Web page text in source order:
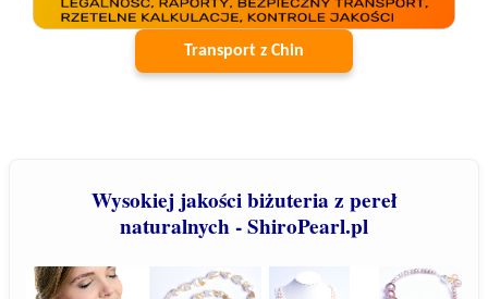
Transport z Chin
Wysokiej jakości biżuteria z pereł
naturalnych - ShiroPearl.pl